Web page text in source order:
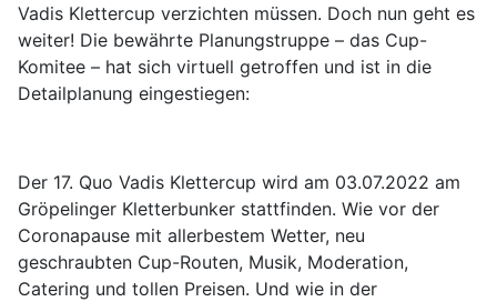
Vadis Klettercup verzichten müssen. Doch nun geht es
weiter! Die bewährte Planungstruppe – das Cup-
Komitee – hat sich virtuell getroffen und ist in die
Detailplanung eingestiegen:
Der 17. Quo Vadis Klettercup wird am 03.07.2022 am
Gröpelinger Kletterbunker stattfinden. Wie vor der
Coronapause mit allerbestem Wetter, neu
geschraubten Cup-Routen, Musik, Moderation,
Catering und tollen Preisen. Und wie in der